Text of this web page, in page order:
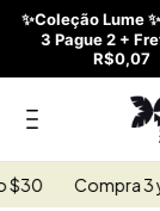
✨Coleção Lume
3 Pague 2 +
R$0,07
$30 Compra 3